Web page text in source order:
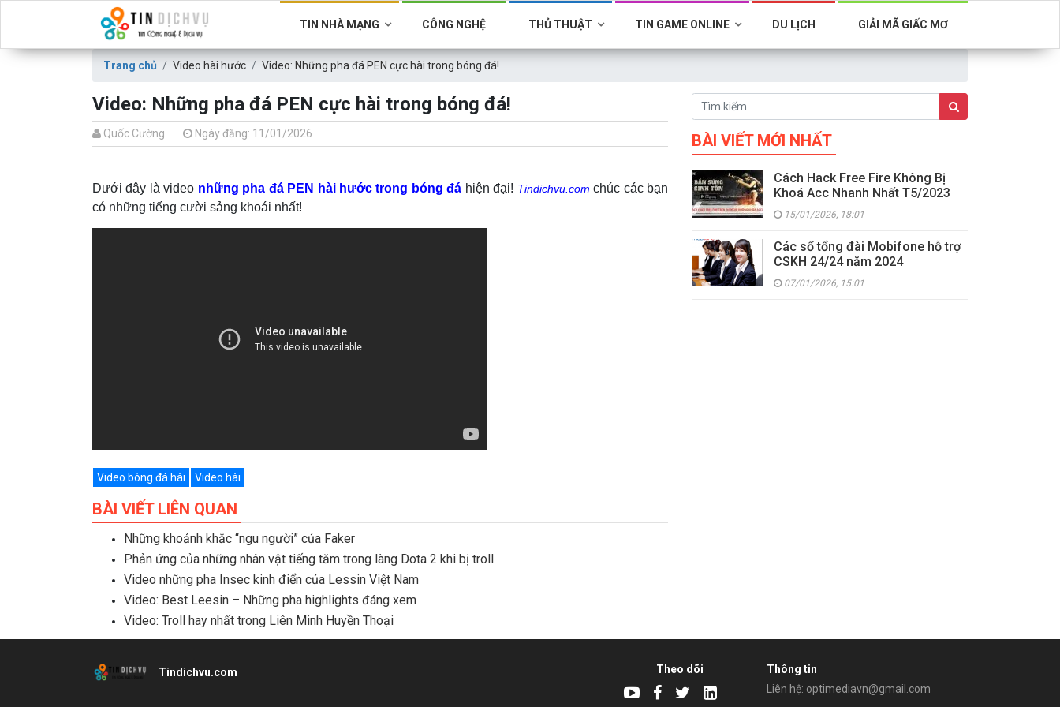
TIN NHÀ MẠNG CÔNG NGHỆ THỦ THUẬT TIN GAME ONLINE DU LỊCH GIẢI MÃ GIẤC MƠ
Trang chủ Video hài hước Video: Những pha đá PEN cực hài trong bóng đá!
Video: Những pha đá PEN cực hài trong bóng đá!
Quốc Cường Ngày đăng: 11/01/2026
Dưới đây là video những pha đá PEN hài hước trong bóng đá hiện đại! Tindichvu.com chúc các bạn
có những tiếng cười sảng khoái nhất!
Video bóng đá hài Video hài
BÀI VIẾT LIÊN QUAN
Những khoảnh khắc “ngu người” của Faker
Phản ứng của những nhân vật tiếng tăm trong làng Dota 2 khi bị troll
Video những pha Insec kinh điển của Lessin Việt Nam
Video: Best Leesin – Những pha highlights đáng xem
Video: Troll hay nhất trong Liên Minh Huyền Thoại
BÀI VIẾT MỚI NHẤT
Cách Hack Free Fire Không Bị
Khoá Acc Nhanh Nhất T5/2023
15/01/2026, 18:01
Các số tổng đài Mobifone hỗ trợ
CSKH 24/24 năm 2024
07/01/2026, 15:01
Tindichvu.com Theo dõi
Thông tin
Liên hệ: optimediavn@gmail.com